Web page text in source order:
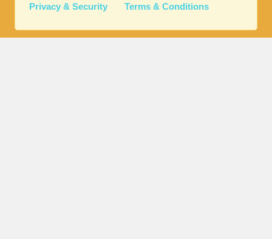
Privacy & Security
Terms & Conditions